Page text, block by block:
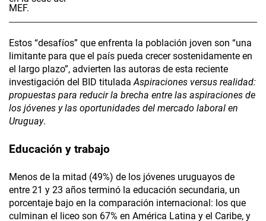
Estos “desafíos” que enfrenta la población joven son “una
limitante para que el país pueda crecer sostenidamente en
el largo plazo”, advierten las autoras de esta reciente
investigación del BID tituladaAspiraciones versus realidad:
propuestas para reducir la brecha entre las aspiraciones de
los jóvenes y las oportunidades del mercado laboral en
Uruguay.
Educación y trabajo
Menos de la mitad (49%) de los jóvenes uruguayos de
entre 21 y 23 años terminó la educación secundaria, un
porcentaje bajo en la comparación internacional: los que
culminan el liceo son 67% en América Latina y el Caribe, y